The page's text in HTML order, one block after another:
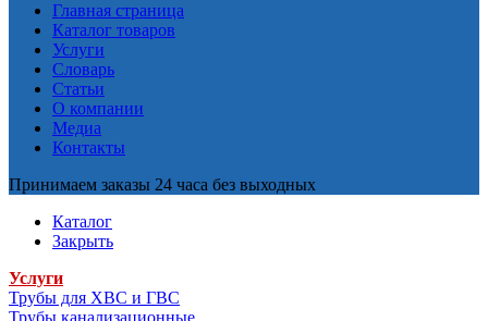
Главная страница
Каталог товаров
Услуги
Словарь
Статьи
О компании
Медиа
Контакты
Принимаем заказы 24 часа без выходных
Каталог
Закрыть
Услуги
Трубы для ХВС и ГВС
Трубы канализационные